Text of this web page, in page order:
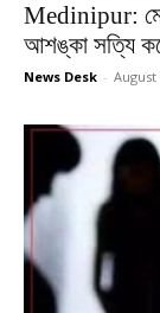
Medinipur:
আশঙ্কা সত্যি
News Desk - August